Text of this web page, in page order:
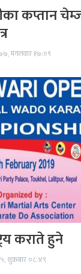
कप्तान
मंगलवार १७:०९
कराते हुने
शुक्रबार ०८:४९